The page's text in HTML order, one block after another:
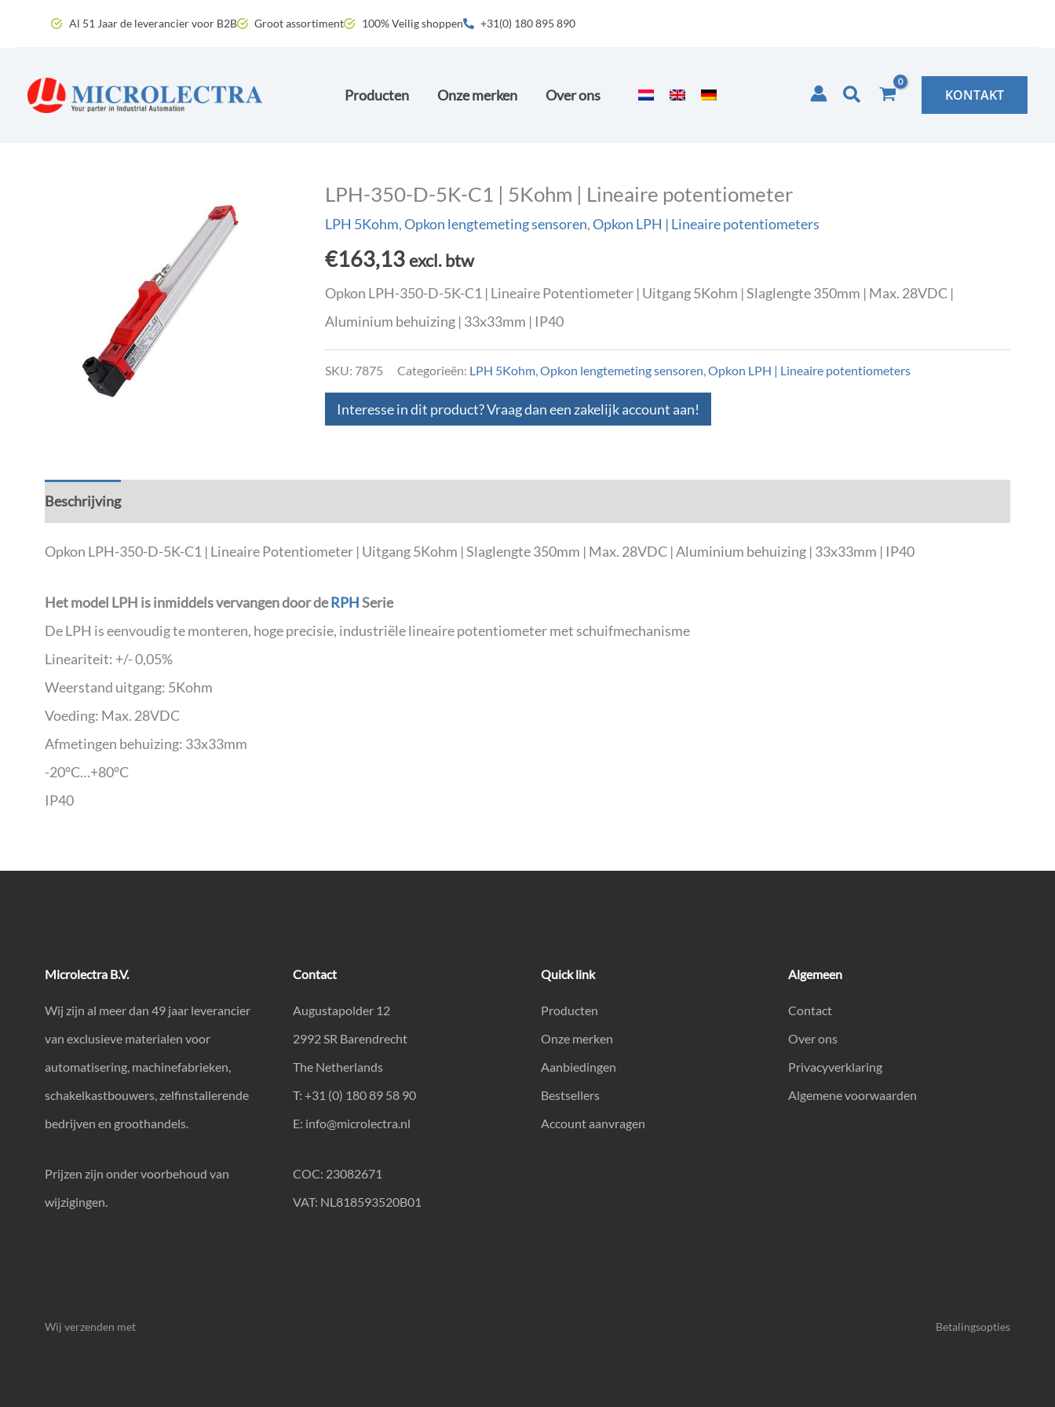
inhoud
Al 51 Jaar de leverancier voor B2B Groot assortiment 100% Veilig shoppen +31(0) 180 895 890
Producten Onze merken Over ons Zoeken KONTAKT
LPH-350-D-5K-C1 | 5Kohm | Lineaire potentiometer
LPH 5Kohm,Opkon lengtemeting sensoren,Opkon LPH | Lineaire potentiometers
€163,13 excl. btw
Opkon LPH-350-D-5K-C1 | Lineaire Potentiometer | Uitgang 5Kohm | Slaglengte 350mm | Max. 28VDC |
Aluminium behuizing | 33x33mm | IP40
SKU: 7875 Categorieën: LPH 5Kohm,Opkon lengtemeting sensoren,Opkon LPH | Lineaire potentiometers
Interesse in dit product? Vraag dan een zakelijk account aan!
Beschrijving
Opkon LPH-350-D-5K-C1 | Lineaire Potentiometer | Uitgang 5Kohm | Slaglengte 350mm | Max. 28VDC | Aluminium behuizing | 33x33mm | IP40
Het model LPH is inmiddels vervangen door deRPHSerie
De LPH is eenvoudig te monteren, hoge precisie, industriële lineaire potentiometer met schuifmechanisme
Lineariteit: +/- 0,05%
Weerstand uitgang: 5Kohm
Voeding: Max. 28VDC
Afmetingen behuizing: 33x33mm
-20°C…+80°C
IP40
Microlectra B.V.
Wij zijn al meer dan 49 jaar leverancier
van exclusieve materialen voor
automatisering, machinefabrieken,
schakelkastbouwers, zelfinstallerende
bedrijven en groothandels.
Prijzen zijn onder voorbehoud van
wijzigingen.
Contact
Augustapolder 12
2992 SR Barendrecht
The Netherlands
T: +31 (0) 180 89 58 90
E: info@microlectra.nl
COC: 23082671
VAT: NL818593520B01
Quick link
Producten
Onze merken
Aanbiedingen
Bestsellers
Account aanvragen
Algemeen
Contact
Over ons
Privacyverklaring
Algemene voorwaarden
Wij verzenden met Betalingsopties